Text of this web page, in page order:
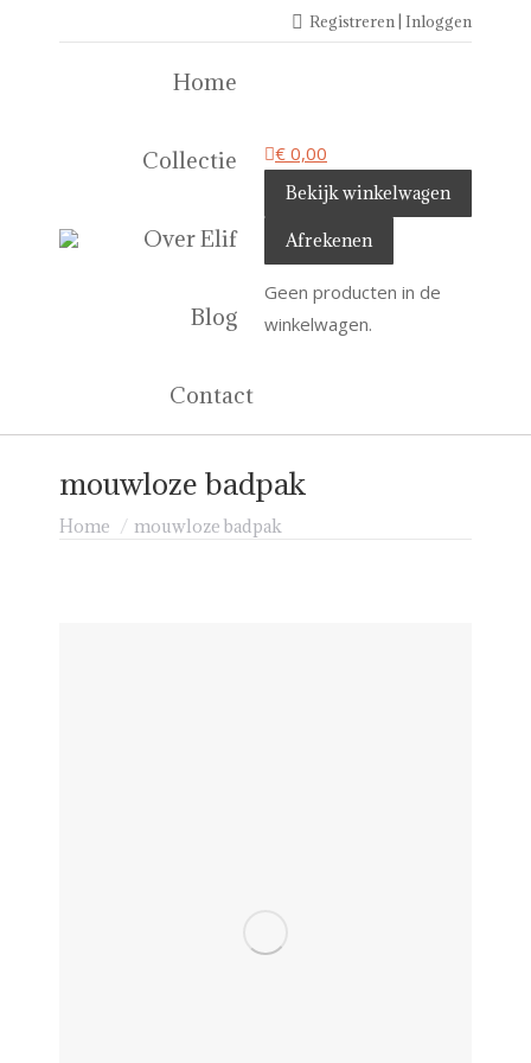
Registreren | Inloggen
Home
Collectie
Over Elif
Blog
Contact
€ 0,00
Bekijk winkelwagen
Afrekenen
Geen producten in de
winkelwagen.
mouwloze badpak
Je bent hier:
Home mouwloze badpak